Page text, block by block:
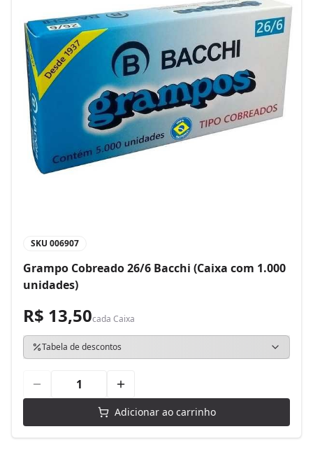
SKU 006907
Grampo Cobreado 26/6 Bacchi (Caixa com 1.000
unidades)
R$ 13,50cada Caixa
Tabela de descontos
Adicionar ao carrinho